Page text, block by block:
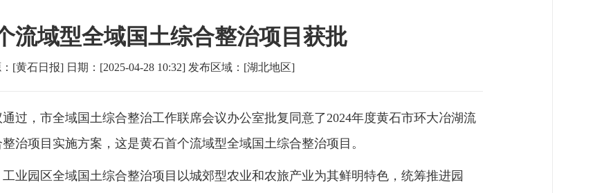
流域型全域国土综合整治项目获批
[黄石日报] 日期：[2025-04-28 10:32] 发布区域：[湖北地区]
过，市全域国土综合整治工作联席会议办公室批复同意了2024年度黄石市环大冶湖流
治项目实施方案，这是黄石首个流域型全域国土综合整治项目。
业园区全域国土综合整治项目以城郊型农业和农旅产业为其鲜明特色，统筹推进园